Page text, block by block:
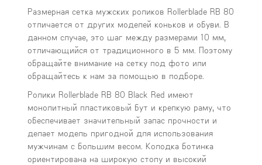
Размерная сетка мужских роликов Rollerblade RB 80
отличается от других моделей коньков и обуви. В
данном случае, это шаг между размерами 10 мм,
отличающийся от традиционного в 5 мм. Поэтому
обращайте внимание на сетку под фото или
обращайтесь к нам за помощью в подборе.
Ролики Rollerblade RB 80 Black Red имеют
монолитный пластиковый бут и крепкую раму, что
обеспечивает значительный запас прочности и
делает модель пригодной для использования
мужчинам с большим весом. Колодка ботинка
ориентирована на широкую стопу и высокий